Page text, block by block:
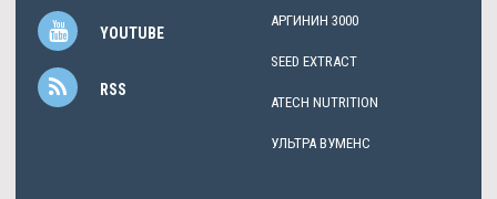
YOUTUBE
RSS
АРГИНИН 3000
SEED EXTRACT
ATECH NUTRITION
УЛЬТРА ВУМЕНС